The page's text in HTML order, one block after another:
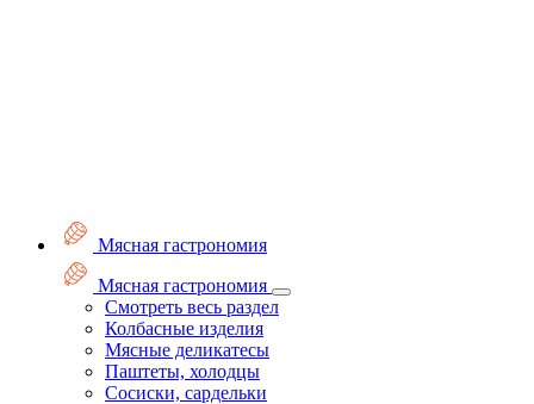
Мясная гастрономия
Мясная гастрономия
Смотреть весь раздел
Колбасные изделия
Мясные деликатесы
Паштеты, холодцы
Сосиски, сардельки